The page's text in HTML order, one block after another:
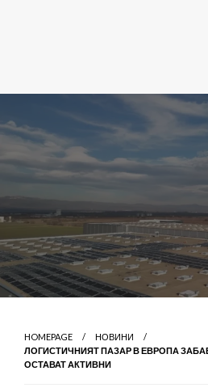
HOMEPAGE
НОВИНИ
ЛОГИСТИЧНИЯТ ПАЗАР В ЕВРОПА
ОСТАВАТ АКТИВНИ